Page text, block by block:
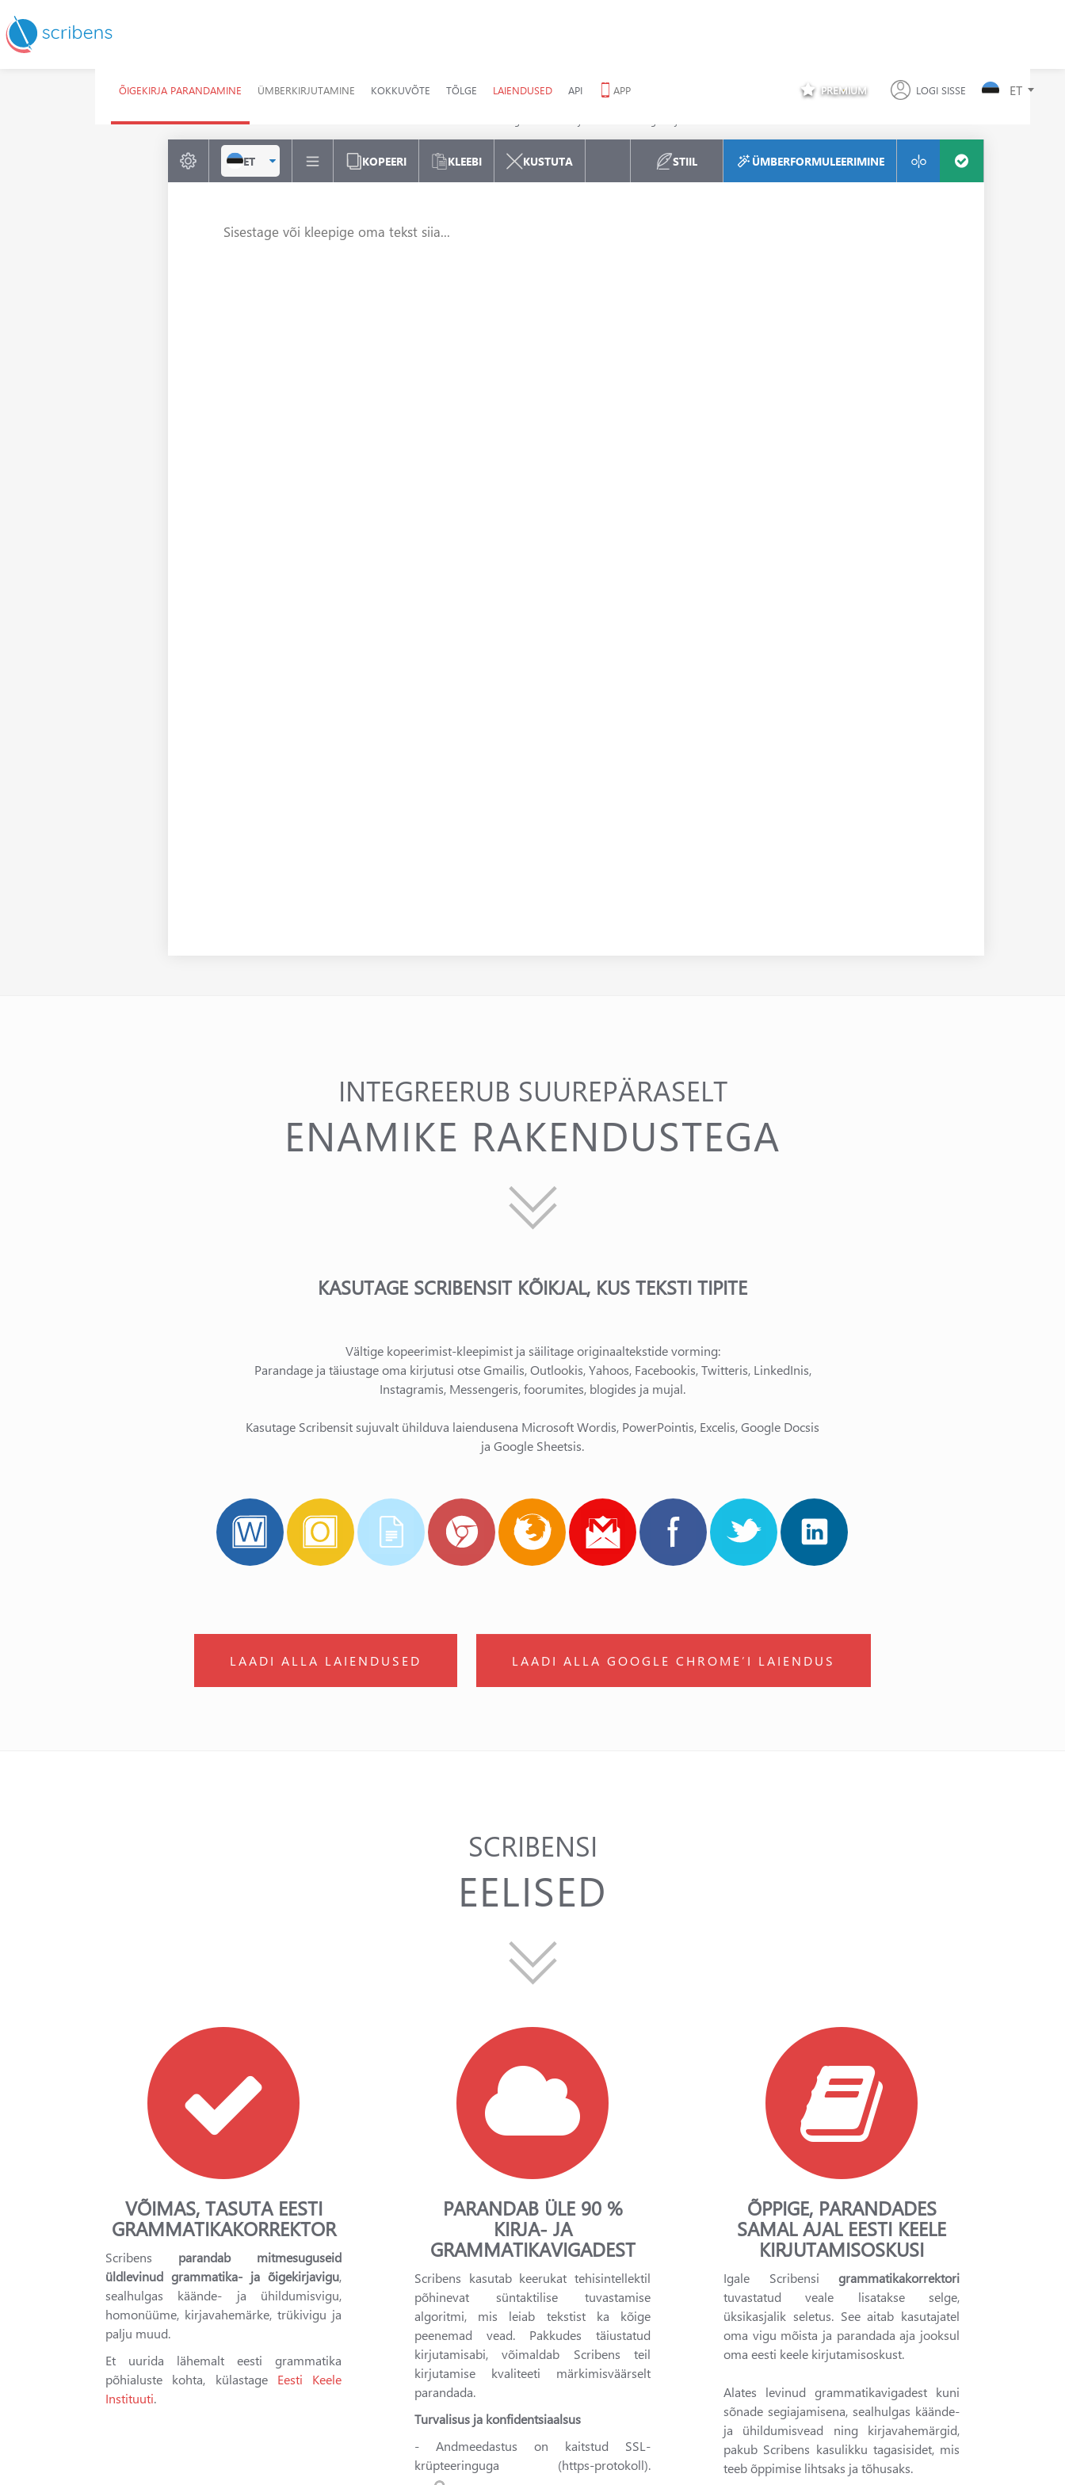
ÕIGEKIRJA PARANDAMINE ÜMBERKIRJUTAMINE KOKKUVÕTE TÕLGE LAIENDUSED API APP PREMIUM LOGI SISSE ET
EESTIÕIGEKIRJAKONTROLL
ET KOPEERI KLEEBI KUSTUTA STIIL ÜMBERFORMULEERIMINE
INTEGREERUB SUUREPÄRASELT
ENAMIKE RAKENDUSTEGA
KASUTAGE SCRIBENSIT KÕIKJAL, KUS TEKSTI TIPITE
Vältige kopeerimist-kleepimist ja säilitage originaaltekstide vorming:
Parandage ja täiustage oma kirjutusi otse Gmailis, Outlookis, Yahoos, Facebookis, Twitteris, LinkedInis,
Instagramis, Messengeris, foorumites, blogides ja mujal.
Kasutage Scribensit sujuvalt ühilduva laiendusena Microsoft Wordis, PowerPointis, Excelis, Google Docsis
ja Google Sheetsis.
LAADI ALLA LAIENDUSED LAADI ALLA GOOGLE CHROME’I LAIENDUS
SCRIBENSI
EELISED
VÕIMAS, TASUTA EESTI
GRAMMATIKAKORREKTOR
Scribens parandab mitmesuguseid
üldlevinud grammatika- ja õigekirjavigu,
sealhulgas käände- ja ühildumisvigu,
homonüüme, kirjavahemärke, trükivigu ja
palju muud.
Et uurida lähemalt eesti grammatika
põhialuste kohta, külastage Eesti Keele
Instituuti.
PARANDAB ÜLE 90 %
KIRJA- JA
GRAMMATIKAVIGADEST
Scribens kasutab keerukat tehisintellektil
põhinevat süntaktilise tuvastamise
algoritmi, mis leiab tekstist ka kõige
peenemad vead. Pakkudes täiustatud
kirjutamisabi, võimaldab Scribens teil
kirjutamise kvaliteeti märkimisväärselt
parandada.
Turvalisus ja konfidentsiaalsus
- Andmeedastus on kaitstud SSL-
krüpteeringuga (https-protokoll).
ÕPPIGE, PARANDADES
SAMAL AJAL EESTI KEELE
KIRJUTAMISOSKUSI
Igale Scribensi grammatikakorrektori
tuvastatud veale lisatakse selge,
üksikasjalik seletus. See aitab kasutajatel
oma vigu mõista ja parandada aja jooksul
oma eesti keele kirjutamisoskust.
Alates levinud grammatikavigadest kuni
sõnade segiajamisena, sealhulgas käände-
ja ühildumisvead ning kirjavahemärgid,
pakub Scribens kasulikku tagasisidet, mis
teeb õppimise lihtsaks ja tõhusaks.